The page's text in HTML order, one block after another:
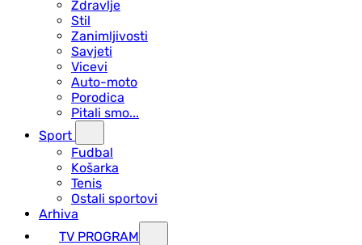
Zdravlje
Stil
Zanimljivosti
Savjeti
Vicevi
Auto-moto
Porodica
Pitali smo...
Sport
Fudbal
Košarka
Tenis
Ostali sportovi
Arhiva
TV PROGRAM